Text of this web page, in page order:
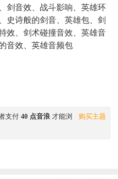
剑音效、战斗影响、英雄环
史诗般的剑音、英雄包、剑
效、剑术碰撞音效、英雄音
音效、英雄音频包
购买主题
支付 40 点音浪 才能浏